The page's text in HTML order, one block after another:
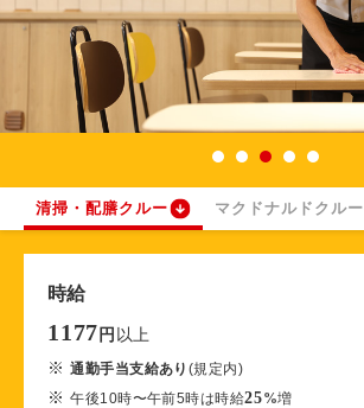
清掃・配膳クルー マクドナルドクルー
時給
1177 円 以上
※通勤手当支給あり (規定内)
※午後10時〜午前5時は時給25%増